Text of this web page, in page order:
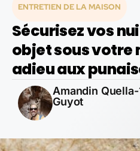
ENTRETIEN DE LA MAISON
Sécurisez vos
objet sous votre
adieu aux
Amandin Quella-
Guyot